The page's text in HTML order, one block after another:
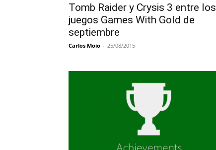
Tomb Raider y Crysis 3 entre los
juegos Games With Gold de
septiembre
Carlos Moio - 25/08/2015